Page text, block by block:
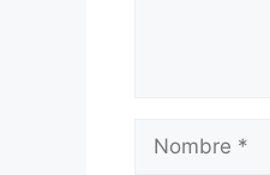
Nombre